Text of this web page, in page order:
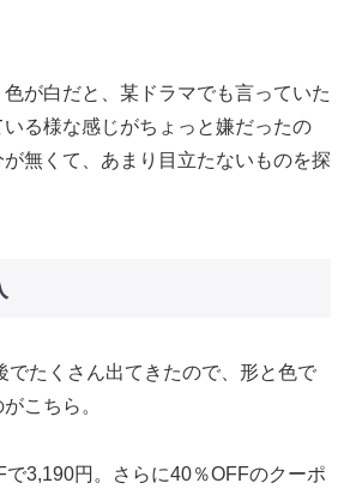
が白だと、某ドラマでも言っていた
いる様な感じがちょっと嫌だったの
無くて、あまり目立たないものを探
でたくさん出てきたので、形と色で
こちら。
で3,190円。さらに40％OFFのクーポ